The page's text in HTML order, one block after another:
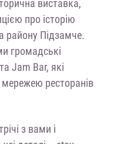
виставка,
про історію
району Підзамче.
громадські
Jam Bar, які
мережею ресторанів
з вами і